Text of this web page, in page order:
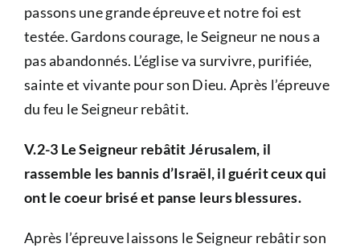
passons une grande épreuve et notre foi est
testée. Gardons courage, le Seigneur ne nous a
pas abandonnés. L’église va survivre, purifiée,
sainte et vivante pour son Dieu. Après l’épreuve
du feu le Seigneur rebâtit.
V.2-3 Le Seigneur rebâtit Jérusalem, il
rassemble les bannis d’Israël, il guérit ceux qui
ont le coeur brisé et panse leurs blessures.
Après l’épreuve laissons le Seigneur rebâtir son